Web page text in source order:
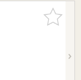
お気に入
りに追加